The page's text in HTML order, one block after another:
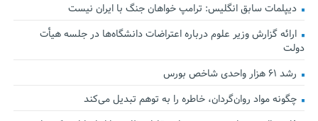
دیپلمات سابق انگلیس:‌ ترامپ خواهان جنگ با ایران نیست
ارائه گزارش وزیر علوم درباره اعتراضات دانشگاه‌ها در جلسه هیأت
دولت
رشد ۶۱ هزار واحدی شاخص بورس
چگونه مواد روان‌گردان، خاطره را به توهم تبدیل می‌کند